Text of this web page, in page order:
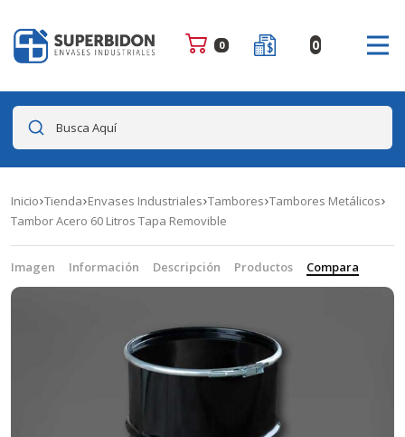
0 0
Busca Aquí
Inicio Tienda Envases Industriales Tambores Tambores Metálicos
Tambor Acero 60 Litros Tapa Removible
Imagen Información Descripción Productos Compara